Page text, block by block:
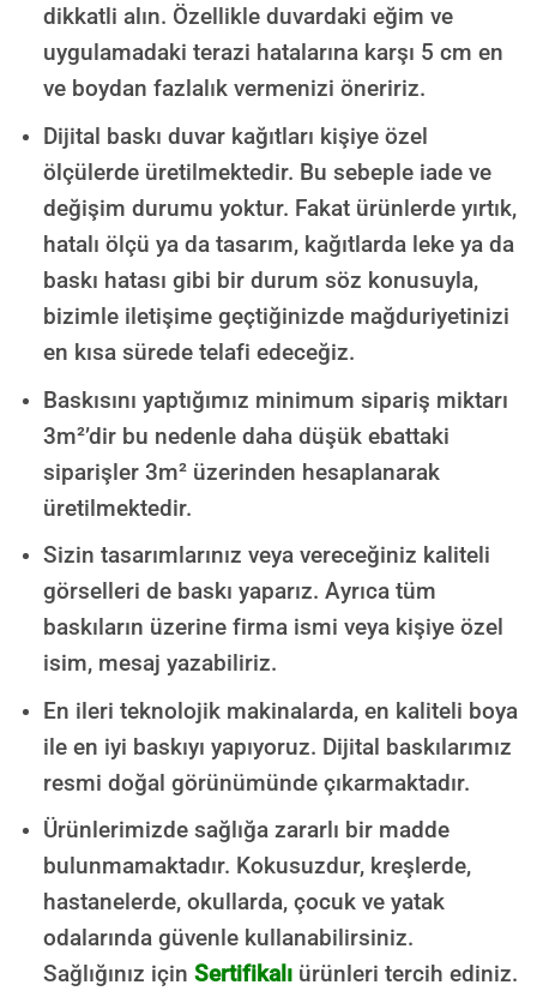
dikkatli alın. Özellikle duvardaki eğim ve
uygulamadaki terazi hatalarına karşı 5 cm en
ve boydan fazlalık vermenizi öneririz.
Dijital baskı duvar kağıtları kişiye özel
ölçülerde üretilmektedir. Bu sebeple iade ve
değişim durumu yoktur. Fakat ürünlerde yırtık,
hatalı ölçü ya da tasarım, kağıtlarda leke ya da
baskı hatası gibi bir durum söz konusuyla,
bizimle iletişime geçtiğinizde mağduriyetinizi
en kısa sürede telafi edeceğiz.
Baskısını yaptığımız minimum sipariş miktarı
3m²’dir bu nedenle daha düşük ebattaki
siparişler 3m² üzerinden hesaplanarak
üretilmektedir.
Sizin tasarımlarınız veya vereceğiniz kaliteli
görselleri de baskı yaparız. Ayrıca tüm
baskıların üzerine firma ismi veya kişiye özel
isim, mesaj yazabiliriz.
En ileri teknolojik makinalarda, en kaliteli boya
ile en iyi baskıyı yapıyoruz. Dijital baskılarımız
resmi doğal görünümünde çıkarmaktadır.
Ürünlerimizde sağlığa zararlı bir madde
bulunmamaktadır. Kokusuzdur, kreşlerde,
hastanelerde, okullarda, çocuk ve yatak
odalarında güvenle kullanabilirsiniz.
Sağlığınız için Sertifikalıürünleri tercih ediniz.